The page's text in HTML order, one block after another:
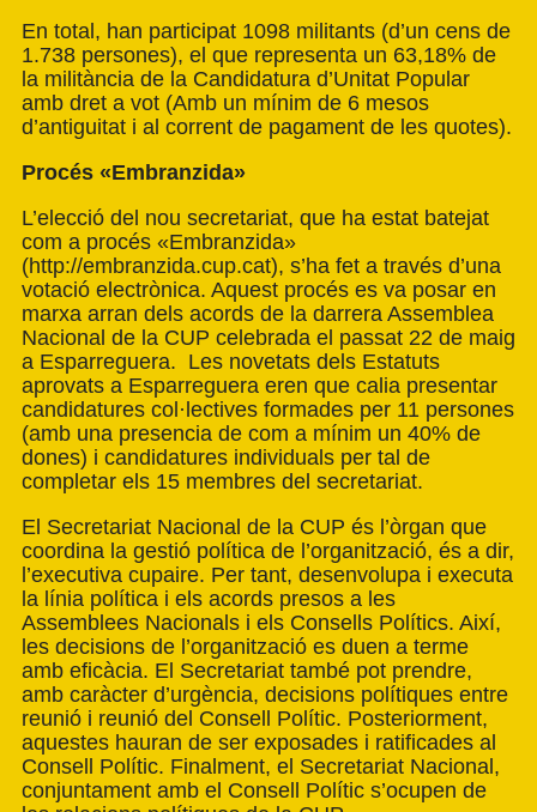
En total, han participat 1098 militants (d’un cens de
1.738 persones), el que representa un 63,18% de
la militància de la Candidatura d’Unitat Popular
amb dret a vot (Amb un mínim de 6 mesos
d’antiguitat i al corrent de pagament de les quotes).
Procés «Embranzida»
L’elecció del nou secretariat, que ha estat batejat
com a procés «Embranzida»
(http://embranzida.cup.cat), s’ha fet a través d’una
votació electrònica. Aquest procés es va posar en
marxa arran dels acords de la darrera Assemblea
Nacional de la CUP celebrada el passat 22 de maig
a Esparreguera. Les novetats dels Estatuts
aprovats a Esparreguera eren que calia presentar
candidatures col·lectives formades per 11 persones
(amb una presencia de com a mínim un 40% de
dones) i candidatures individuals per tal de
completar els 15 membres del secretariat.
El Secretariat Nacional de la CUP és l’òrgan que
coordina la gestió política de l’organització, és a dir,
l’executiva cupaire. Per tant, desenvolupa i executa
la línia política i els acords presos a les
Assemblees Nacionals i els Consells Polítics. Així,
les decisions de l’organització es duen a terme
amb eficàcia. El Secretariat també pot prendre,
amb caràcter d’urgència, decisions polítiques entre
reunió i reunió del Consell Polític. Posteriorment,
aquestes hauran de ser exposades i ratificades al
Consell Polític. Finalment, el Secretariat Nacional,
conjuntament amb el Consell Polític s’ocupen de